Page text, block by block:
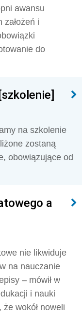
awansu
założeń i
do
na szkolenie
zostaną
obowiązujące od
a
nie likwiduje
na nauczanie
– mówił w
i nauki
wokół noweli